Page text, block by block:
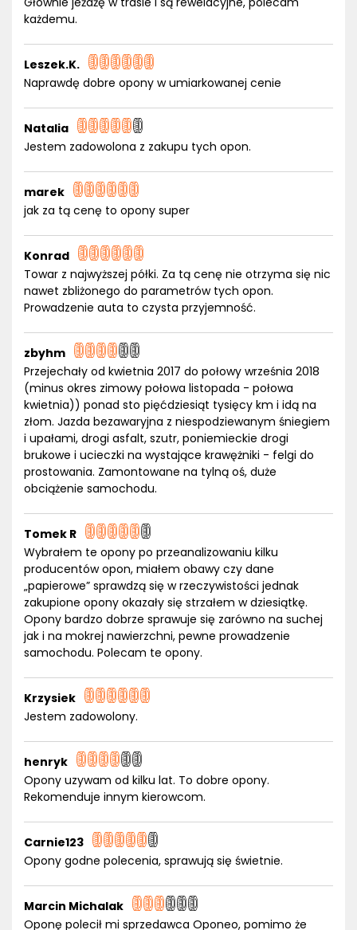
każdemu.
Leszek.K.
Naprawdę dobre opony w umiarkowanej cenie
Natalia
Jestem zadowolona z zakupu tych opon.
marek
jak za tą cenę to opony super
Konrad
Towar z najwyższej półki. Za tą cenę nie otrzyma się nic
nawet zbliżonego do parametrów tych opon.
Prowadzenie auta to czysta przyjemność.
zbyhm
Przejechały od kwietnia 2017 do połowy września 2018
(minus okres zimowy połowa listopada - połowa
kwietnia)) ponad sto pięćdziesiąt tysięcy km i idą na
złom. Jazda bezawaryjna z niespodziewanym śniegiem
i upałami, drogi asfalt, szutr, poniemieckie drogi
brukowe i ucieczki na wystające krawężniki - felgi do
prostowania. Zamontowane na tylną oś, duże
obciążenie samochodu.
Tomek R
Wybrałem te opony po przeanalizowaniu kilku
producentów opon, miałem obawy czy dane
„papierowe” sprawdzą się w rzeczywistości jednak
zakupione opony okazały się strzałem w dziesiątkę.
Opony bardzo dobrze sprawuje się zarówno na suchej
jak i na mokrej nawierzchni, pewne prowadzenie
samochodu. Polecam te opony.
Krzysiek
Jestem zadowolony.
henryk
Opony uzywam od kilku lat. To dobre opony.
Rekomenduje innym kierowcom.
Carnie123
Opony godne polecenia, sprawują się świetnie.
Marcin Michalak
Oponę polecił mi sprzedawca Oponeo, pomimo że